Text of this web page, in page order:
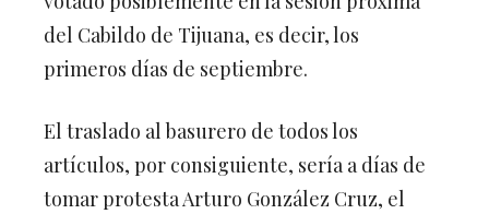
del Cabildo de Tijuana, es decir, los
primeros días de septiembre.
El traslado al basurero de todos los
artículos, por consiguiente, sería a días de
tomar protesta Arturo González Cruz, el